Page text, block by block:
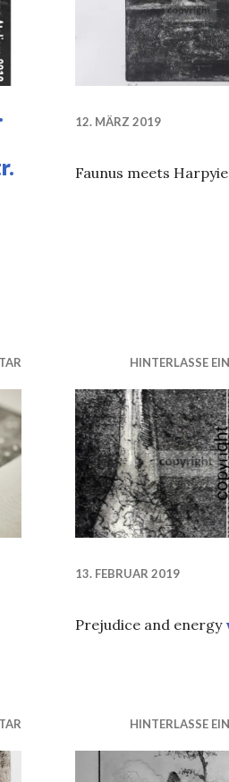
. Monopol. Haferkornstr. 15
12. MÄRZ 2019
Faunus meets Harpyie
HINTERLASSE
13. FEBRUAR 2019
Prejudice and energy
HINTERLASSE